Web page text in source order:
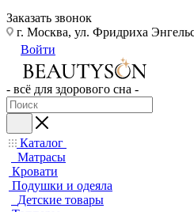
Заказать звонок
г. Москва, ул. Фридриха
Войти
- всё для здорового сна -
Каталог
Матрасы
Кровати
Подушки и одеяла
Детские товары